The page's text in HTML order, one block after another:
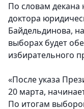
По словам
доктора
Байдельдинова,
выборах будет
избирательного
«После указа
20 марта,
По итогам